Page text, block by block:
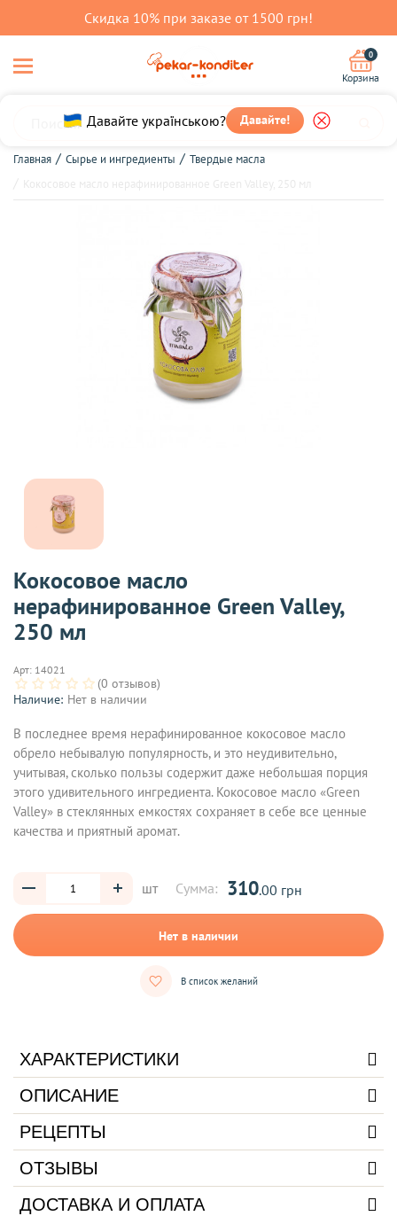
Скидка 10% при заказе от 1500 грн!
Давайте українською? Давайте!
0
Корзина
Главная Сырье и ингредиенты
Твердые масла
Кокосовое масло
нерафинированное Green Valley,
250 мл
Арт: 14021
(0 отзывов)
Наличие: Нет в наличии
В последнее время нерафинированное кокосовое масло
обрело небывалую популярность, и это неудивительно,
учитывая, сколько пользы содержит даже небольшая порция
этого удивительного ингредиента. Кокосовое масло «Green
Valley» в стеклянных емкостях сохраняет в себе все ценные
качества и приятный аромат.
шт Сумма: 310.00 грн
Нет в наличии
В список желаний
ХАРАКТЕРИСТИКИ
ОПИСАНИЕ
РЕЦЕПТЫ
ОТЗЫВЫ
ДОСТАВКА И ОПЛАТА